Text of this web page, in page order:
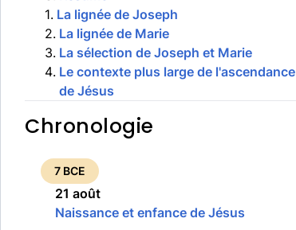
1. La lignée de Joseph
2. La lignée de Marie
3. La sélection de Joseph et Marie
4. Le contexte plus large de l'ascendance
de Jésus
Chronologie
7 BCE
21 août
Naissance et enfance de Jésus